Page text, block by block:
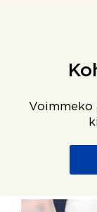
Voimmeko